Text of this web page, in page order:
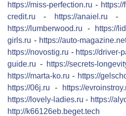
https://miss-perfection.ru -
credit.ru - https://anaiel.ru -
https://lumberwood.ru - https://
girls.ru - https://auto-
https://novostig.ru - https://driver-
guide.ru - https://secrets-
https://marta-ko.ru - https://
https://06j.ru - https://
https://lovely-ladies.ru - https://
http://k66126eb.beget.tech